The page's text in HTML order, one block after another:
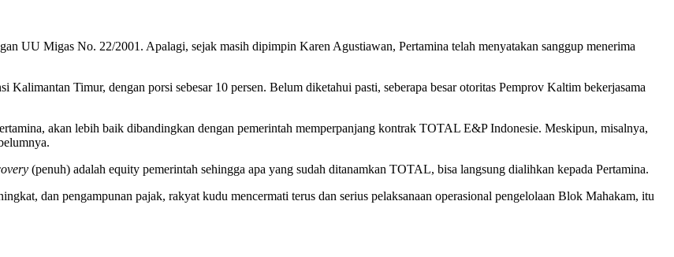
UU Migas No. 22/2001. Apalagi, sejak masih dipimpin Karen Agustiawan, Pertamina telah menyatakan sanggup menerima
Timur, dengan porsi sebesar 10 persen. Belum diketahui pasti, seberapa besar otoritas Pemprov Kaltim bekerjasama
akan lebih baik dibandingkan dengan pemerintah memperpanjang kontrak TOTAL E&P Indonesie. Meskipun, misalnya,
(penuh) adalah equity pemerintah sehingga apa yang sudah ditanamkan TOTAL, bisa langsung dialihkan kepada Pertamina.
dan pengampunan pajak, rakyat kudu mencermati terus dan serius pelaksanaan operasional pengelolaan Blok Mahakam, itu